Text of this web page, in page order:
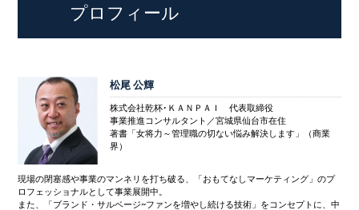
プロフィール
松尾 公輝
株式会社乾杯･ＫＡＮＰＡＩ 代表取締役
事業推進コンサルタント／宮城県仙台市在住
著書「女将力～管理職の切ない悩み解決します」（商業
界）
現場の閉塞感や事業のマンネリを打ち破る、「おもてなしマーケティング」のプ
ロフェッショナルとして事業展開中。
また、「ブランド・サルベージ~ファンを増やし続ける技術」をコンセプトに、中